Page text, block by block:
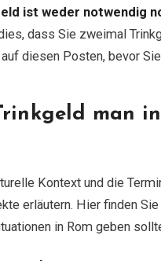
ist weder notwendig
dass Sie zweimal
diesen Posten, bevor
man
Kontext und die
erläutern. Hier finden
in Rom geben